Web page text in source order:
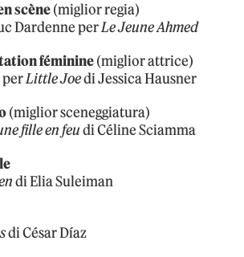
scène(miglior regia)
Dardenne perLe Jeune Ahmed
féminine(miglior attrice)
perLittle Joedi Jessica Hausner
(miglior sceneggiatura)
fille en feudi Céline Sciamma
di Elia Suleiman
di César Díaz